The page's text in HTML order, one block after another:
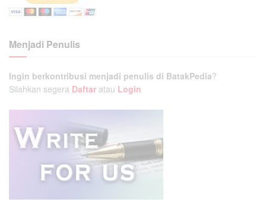
Menjadi Penulis
Ingin berkontribusi menjadi penulis di BatakPedia?
Silahkan segera Daftar atau Login